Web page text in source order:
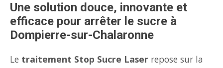
Une solution douce, innovante et
efficace pour arrêter le sucre à
Dompierre-sur-Chalaronne
Le traitement Stop Sucre Laser repose sur la